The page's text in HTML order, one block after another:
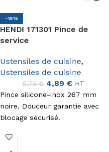
-15%
HENDI 171301 Pince de
service
Ustensiles de cuisine,
Ustensiles de cuisine
5,75€ 4,89 € HT
Pince silicone-inox 267 mm
noire. Douceur garantie avec
blocage sécurisé.